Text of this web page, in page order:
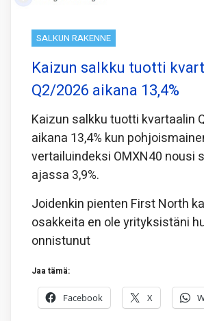
SALKUN RAKENNE
Kaizun salkku tuotti
Q2/2026 aikana 13,4%
Kaizun salkku tuotti kvartaalin
aikana 13,4% kun
vertailuindeksi OMXN40 nousi
ajassa 3,9%.
Joidenkin pienten First North
osakkeita en ole yrityksistäni
onnistunut
Jaa tämä:
Facebook X